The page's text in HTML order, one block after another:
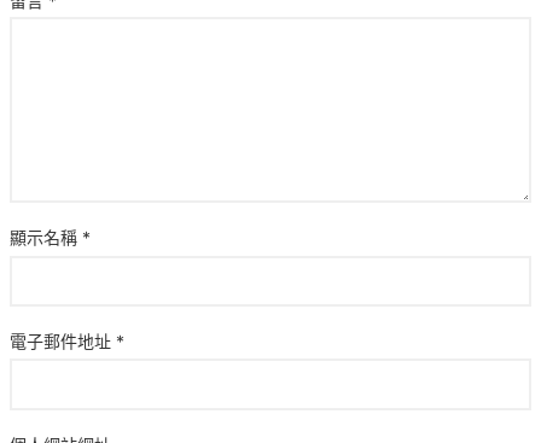
顯示名稱 *
電子郵件地址 *